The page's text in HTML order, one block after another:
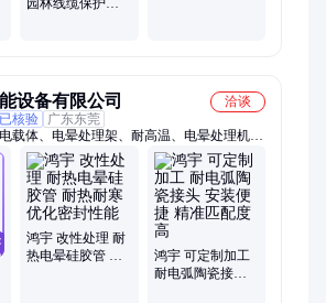
园林线缆保护管
设备有限公司
洽谈
核验
广东东莞
载体、电晕处理架、耐高温、电晕处理机、
压器、电晕硅胶管、电晕陶瓷接头、电晕陶
硅胶管
鸿宇 改性处理 耐
热电晕硅胶管 耐
鸿宇 可定制加工
耐电弧陶瓷接头